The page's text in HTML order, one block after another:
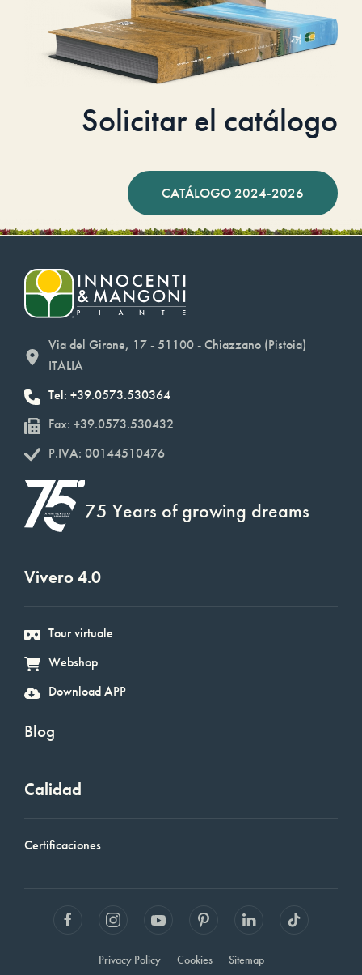
Solicitar el catálogo
CATÁLOGO 2024-2026
Via del Girone, 17 - 51100 - Chiazzano (Pistoia)
ITALIA
Tel: +39.0573.530364
Fax: +39.0573.530432
P.IVA: 00144510476
75 Years of growing dreams
Vivero 4.0
Tour virtuale
Webshop
Download APP
Blog
Calidad
Certificaciones
Privacy Policy Cookies Sitemap